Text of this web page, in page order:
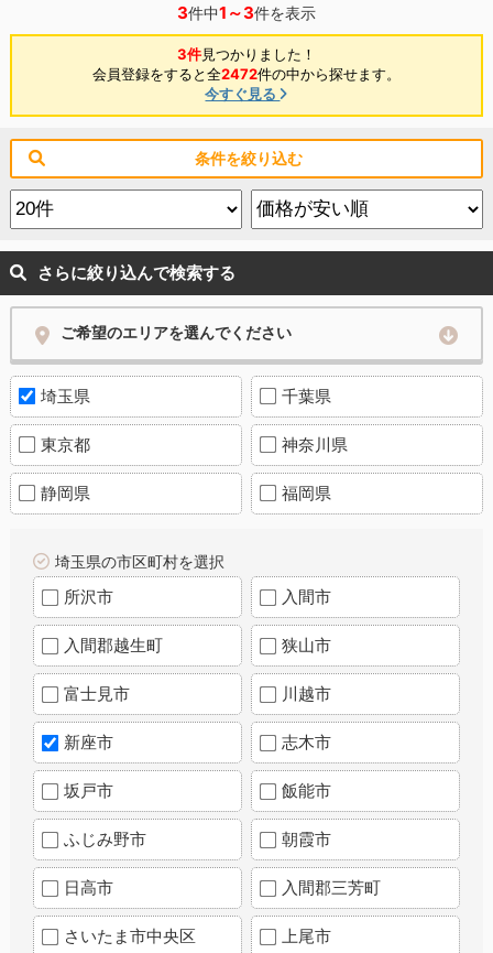
3件中1～3件を表示
3件見つかりました！
会員登録をすると全2472件の中から探せます。
今すぐ見る
条件を絞り込む
さらに絞り込んで検索する
ご希望のエリアを選んでください
埼玉県 千葉県
東京都 神奈川県
静岡県 福岡県
埼玉県の市区町村を選択
所沢市 入間市
入間郡越生町 狭山市
富士見市 川越市
新座市 志木市
坂戸市 飯能市
ふじみ野市 朝霞市
日高市 入間郡三芳町
さいたま市中央区 上尾市